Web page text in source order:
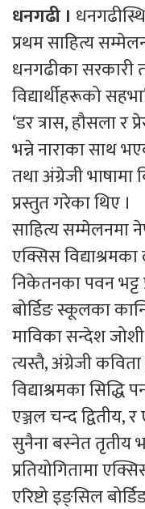
धनगढी ।
प्रथम साहित्य
धनगढीका सरकारी
विद्यार्थीहरूको
‘डर त्रास, हौसला र
भन्ने नाराका साथ
तथा अंग्रेजी भाषामा
प्रस्तुत गरेका थिए ।
साहित्य सम्मेलनमा
एक्सिस विद्याश्रमका
निकेतनका पवन भट्ट
बोर्डिङ स्कूलका
माविका सन्देश
त्यस्तै, अंग्रेजी
विद्याश्रमका
एञ्जल चन्द द्वितीय,
सुनैना बस्नेत तृतीय
प्रतियोगितामा
एरिष्टो इङ्सिल